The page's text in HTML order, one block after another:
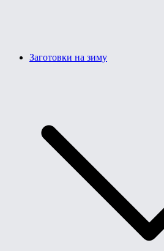
Заготовки на зиму